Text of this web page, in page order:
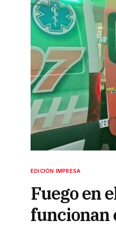
EDICIÓN IMPRESA
Fuego en
funcionan